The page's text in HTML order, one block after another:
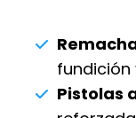
Pistolas